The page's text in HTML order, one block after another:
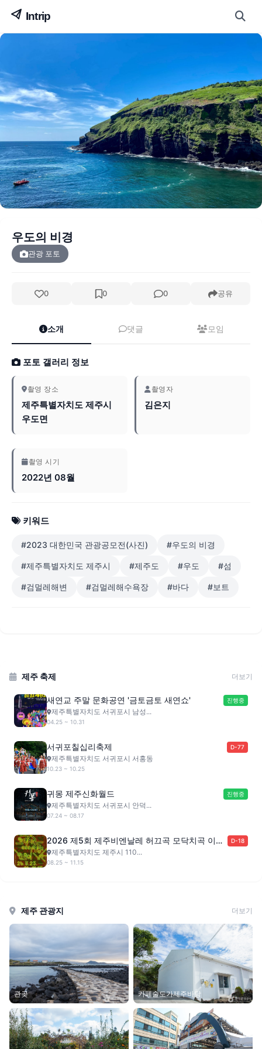
우도의 비경
관광 포토
0 0 0 공유
소개 댓글 모임
포토 갤러리 정보
촬영 장소
제주특별자치도 제주시
우도면
촬영자
김은지
촬영 시기
2022년 08월
키워드
#2023 대한민국 관광공모전(사진) #우도의 비경
#제주특별자치도 제주시 #제주도 #우도 #섬
#검멀레해변 #검멀레해수욕장 #바다 #보트
제주 축제 더보기
새연교 주말 문화공연 '금토금토 새연쇼' 진행중
제주특별자치도 서귀포시 남성...
04.25 ~ 10.31
서귀포칠십리축제 D-77
제주특별자치도 서귀포시 서홍동
10.23 ~ 10.25
귀몽 제주신화월드 진행중
제주특별자치도 서귀포시 안덕...
07.24 ~ 08.17
2026 제5회 제주비엔날레 허끄곡 모닥치곡 이야
홍 : 변용의 기술
D-18
제주특별자치도 제주시 110...
08.25 ~ 11.15
제주 관광지 더보기
관곶 카페술도가제주바당